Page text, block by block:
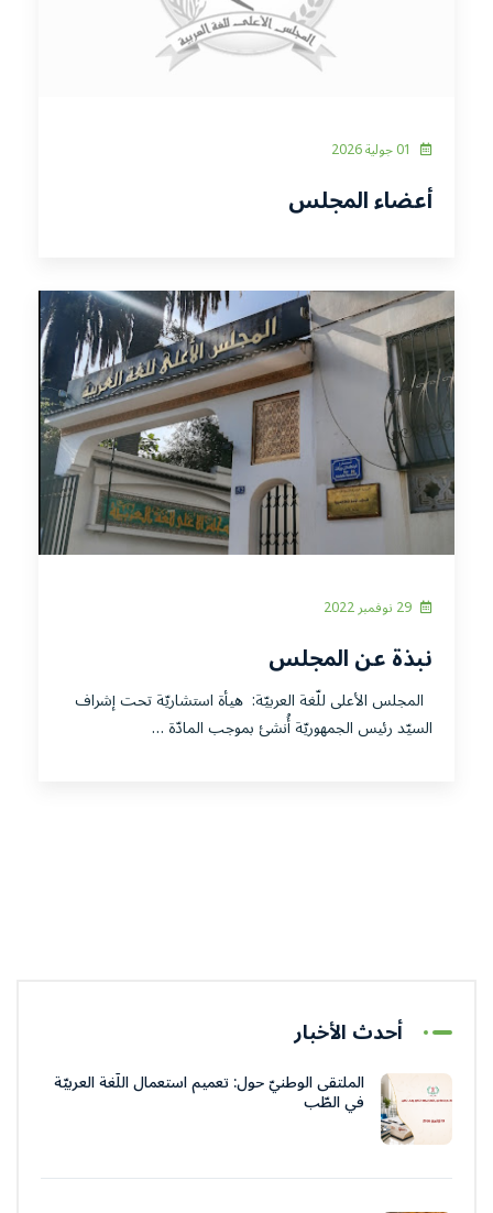
أعضاء المجلس
نبذة عن المجلس
المجلس الأعلى للّغة العربيّة: هيأة استشاريّة تحت إشراف
السيّد رئيس الجمهوريّة أُنشئ بموجب المادّة …
أحدث الأخبار
الملتقى الوطنيّ حول: تعميم استعمال اللّغة العربيّة
في الطّب